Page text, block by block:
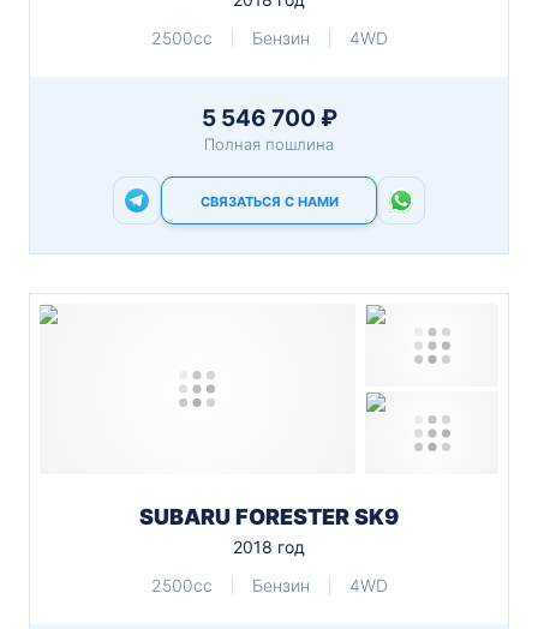
2500cc
Бензин 4WD
5 546 700 ₽
Полная пошлина
СВЯЗАТЬСЯ С НАМИ
SUBARU FORESTER SK9
2018 год
2500cc
Бензин 4WD